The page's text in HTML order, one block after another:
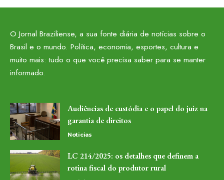
O Jornal Braziliense, a sua fonte diária de notícias sobre o
Brasil e o mundo. Política, economia, esportes, cultura e
muito mais: tudo o que você precisa saber para se manter
informado.
Audiências de custódia e o papel do juiz na
garantia de direitos
Noticias
LC 214/2025: os detalhes que definem a
rotina fiscal do produtor rural